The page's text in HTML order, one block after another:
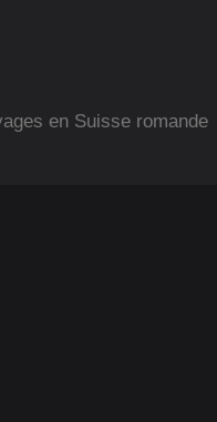
en Suisse romande